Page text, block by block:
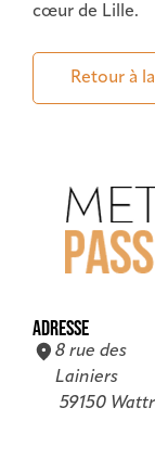
cœur de Lille.
Retour à
ADRESSE
8 rue des
Lainiers
59150